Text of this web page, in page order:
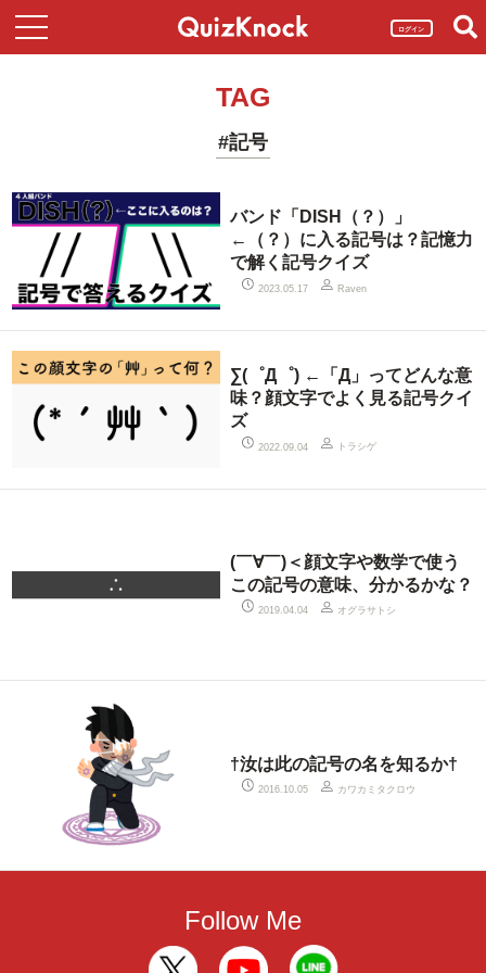
ログイン
TAG
#記号
バンド「DISH（？）」
←（？）に入る記号は？記憶力
で解く記号クイズ
2023.05.17 Raven
∑(゜Д゜) ←「Д」ってどんな意
味？顔文字でよく見る記号クイ
ズ
2022.09.04 トラシゲ
(￣∀￣)＜顔文字や数学で使う
この記号の意味、分かるかな？
2019.04.04 オグラサトシ
†汝は此の記号の名を知るか†
2016.10.05 カワカミタクロウ
Follow Me